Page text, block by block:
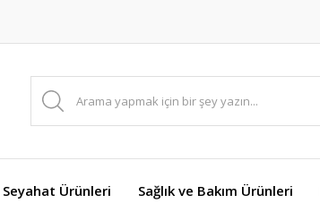
Seyahat Ürünleri Sağlık ve Bakım Ürünleri